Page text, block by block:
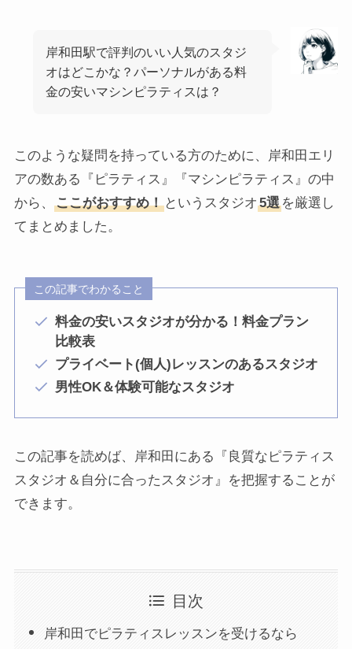
岸和田駅で評判のいい人気のスタジ
オはどこかな？パーソナルがある料
金の安いマシンピラティスは？
このような疑問を持っている方のために、岸和田エリ
アの数ある『ピラティス』『マシンピラティス』の中
から、
ここがおすすめ！というスタジオ 5選を厳選し
てまとめました。
この記事でわかること
料金の安いスタジオが分かる！料金プラン
比較表
プライベート(個人)レッスンのあるスタジオ
男性OK＆体験可能なスタジオ
この記事を読めば、岸和田にある『良質なピラティス
スタジオ＆自分に合ったスタジオ』を把握することが
できます。
目次
岸和田でピラティスレッスンを受けるなら